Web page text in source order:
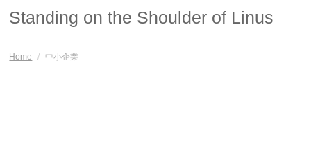
Standing on the Shoulder of Linus
Home / 中小企業